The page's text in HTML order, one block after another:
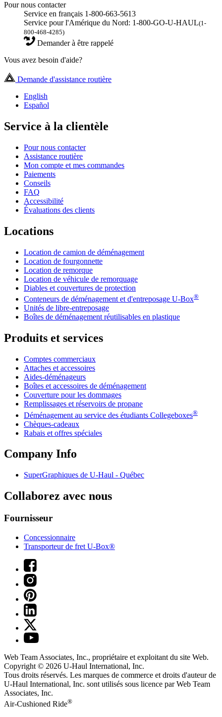
Pour nous contacter
Service en français 1-800-663-5613
Service pour l'Amérique du Nord: 1-800-GO-U-HAUL(1-
800-468-4285)
Demander à être rappelé
Vous avez besoin d'aide?
Demande d'assistance routière
English
Español
Service à la clientèle
Pour nous contacter
Assistance routière
Mon compte et mes commandes
Paiements
Conseils
FAQ
Accessibilité
Évaluations des clients
Locations
Location de camion de déménagement
Location de fourgonnette
Location de remorque
Location de véhicule de remorquage
Diables et couvertures de protection
Conteneurs de déménagement et d'entreposage U-Box®
Unités de libre-entreposage
Boîtes de déménagement réutilisables en plastique
Produits et services
Comptes commerciaux
Attaches et accessoires
Aides-déménageurs
Boîtes et accessoires de déménagement
Couverture pour les dommages
Remplissages et réservoirs de propane
Déménagement au service des étudiants Collegeboxes®
Chèques-cadeaux
Rabais et offres spéciales
Company Info
SuperGraphiques de U-Haul - Québec
Collaborez avec nous
Fournisseur
Concessionnaire
Transporteur de fret U-Box®
Web Team Associates, Inc., propriétaire et exploitant du site Web.
Copyright © 2026 U-Haul International, Inc.
Tous droits réservés. Les marques de commerce et droits d'auteur de
U-Haul International, Inc. sont utilisés sous licence par Web Team
Associates, Inc.
Air-Cushioned Ride®